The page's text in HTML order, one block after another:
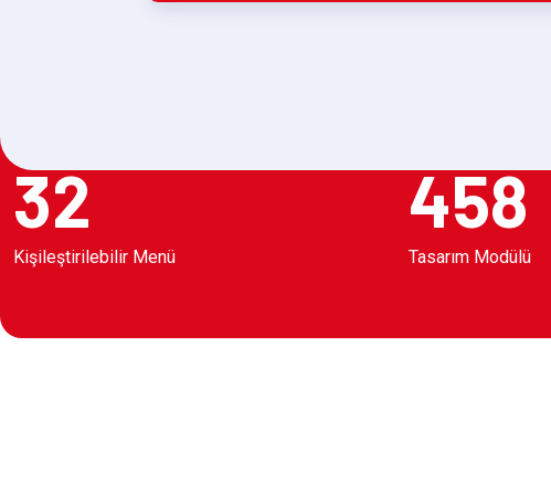
32
Kişileştirilebilir Menü
458
Tasarım Modülü